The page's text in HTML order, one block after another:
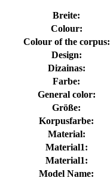
Breite:
Colour:
Colour of the corpus:
Design:
Dizainas:
Farbe:
General color:
Größe:
Korpusfarbe:
Material:
Material1:
Material1:
Model Name: